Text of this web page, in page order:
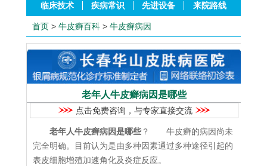
临床技术
疾病常识 先进设备 来院路线
首页 > 牛皮癣百科 > 牛皮癣病因
老年人牛皮癣病因是哪些
点击免费咨询，与专家直接交流
老年人牛皮癣病因是哪些 ？ 牛皮癣的病因尚未
完全明确。目前认为是由多种因素通过多种途径引起的
表皮细胞增殖加速角化及炎症反应。